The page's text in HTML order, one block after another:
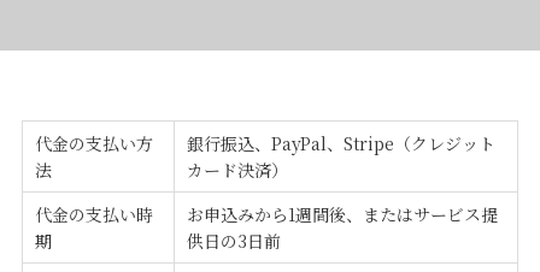
代金の支払い方
法
銀行振込、PayPal、Stripe（クレジット
カード決済）
代金の支払い時
期
お申込みから1週間後、またはサービス提
供日の3日前